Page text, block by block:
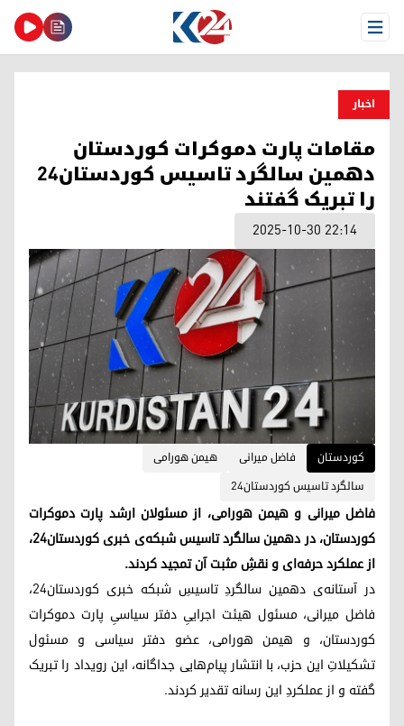
Open Menu
اخبار
مقامات پارت دموکرات کوردستان
دهمین سالگرد تاسیس کوردستان۲۴
را تبریک گفتند
2025-10-30 22:14
کوردستان فاضل میرانی
هیمن هورامی
سالگرد تاسیس کوردستان24
فاضل میرانی و هیمن هورامی، از مسئولان ارشد پارت دموکرات
کوردستان، در دهمین سالگرد تاسیس شبکه‌ی خبری کوردستان۲۴،
از عملکرد حرفه‌ای و نقشِ مثبت آن تمجید کردند.
در آستانه‌ی دهمین سالگردِ تاسیسِ شبکه خبری کوردستان۲۴،
فاضل میرانی، مسئول هیئت اجراییِ دفتر سیاسیِ پارت دموکرات
کوردستان، و هیمن هورامی، عضو دفتر سیاسی و مسئول
تشکیلاتِ این حزب، با انتشار پیام‌هایی جداگانه، این رویداد را تبریک
گفته و از عملکردِ این رسانه تقدیر کردند.